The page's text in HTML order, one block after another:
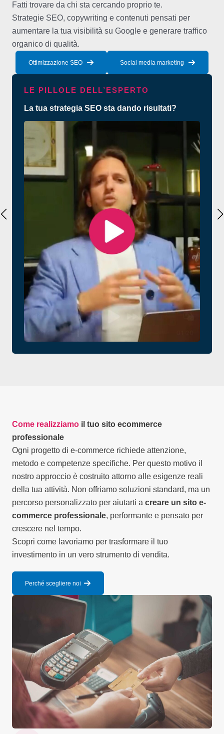
Fatti trovare da chi sta cercando proprio te.
Strategie SEO, copywriting e contenuti pensati per
aumentare la tua visibilità su Google e generare traffico
organico di qualità.
Ottimizzazione SEO Social media marketing
LE PILLOLE DELL’ESPERTO
La tua strategia SEO sta dando risultati?
Come realizziamo il tuo sito ecommerce
professionale
Ogni progetto di e-commerce richiede attenzione,
metodo e competenze specifiche. Per questo motivo il
nostro approccio è costruito attorno alle esigenze reali
della tua attività. Non offriamo soluzioni standard, ma un
percorso personalizzato per aiutarti a creare un sito e-
commerce professionale, performante e pensato per
crescere nel tempo.
Scopri come lavoriamo per trasformare il tuo
investimento in un vero strumento di vendita.
Perché scegliere noi